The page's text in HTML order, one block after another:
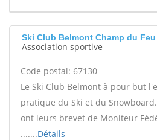
Ski Club Belmont Champ du
Association sportive
Code postal: 67130
Le Ski Club Belmont à pour but
pratique du Ski et du
ont leurs brevet de Moniteur
.......Détails